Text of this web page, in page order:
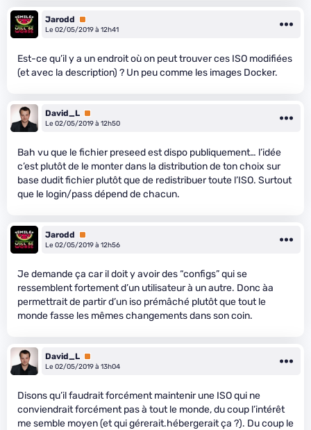
Jarodd
Premium
Le 02/05/2019 à 12h41
Est-ce qu’il y a un endroit où on peut trouver ces ISO modifiées
(et avec la description) ? Un peu comme les images Docker.
David_L Premium
Le 02/05/2019 à 12h50
Bah vu que le fichier preseed est dispo publiquement… l’idée
c’est plutôt de le monter dans la distribution de ton choix sur
base dudit fichier plutôt que de redistribuer toute l’ISO. Surtout
que le login/pass dépend de chacun.
Jarodd
Premium
Le 02/05/2019 à 12h56
Je demande ça car il doit y avoir des “configs” qui se
ressemblent fortement d’un utilisateur à un autre. Donc àa
permettrait de partir d’un iso prémâché plutôt que tout le
monde fasse les mêmes changements dans son coin.
David_L Premium
Le 02/05/2019 à 13h04
Disons qu’il faudrait forcément maintenir une ISO qui ne
conviendrait forcément pas à tout le monde, du coup l’intérêt
me semble moyen (et qui gérerait.hébergerait ça ?). Du coup le